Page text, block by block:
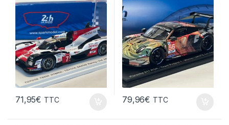
71,95€ TTC 79,96€ TTC